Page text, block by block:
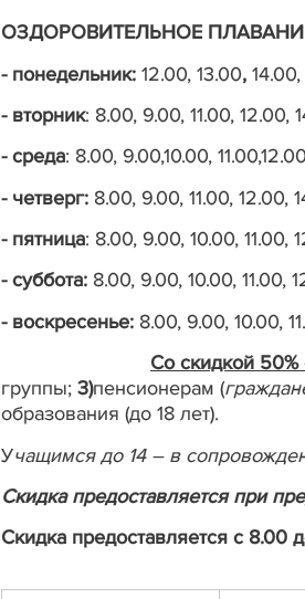
ОЗДОРОВИТЕЛЬНОЕ
- понедельник: 12.00, 13.00,
- вторник: 8.00, 9.00, 11.00, 12.00,
- среда: 8.00, 9.00,10.00,
- четверг: 8.00, 9.00, 11.00, 12.00,
- пятница: 8.00, 9.00, 10.00, 11.00,
- суббота: 8.00, 9.00, 10.00, 11.00,
- воскресенье: 8.00, 9.00, 10.00,
Со скидкой 50%
группы; 3)пенсионерам (
образования (до 18 лет).
Учащимся до 14 – в
Скидка предоставляется при
Скидка предоставляется с 8.00